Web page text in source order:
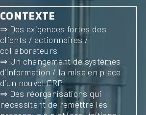
CONTEXTE
⇒ Des exigences fortes des
clients / actionnaires /
collaborateurs
⇒ Un changement de systèmes
d’information / la mise en place
d’un nouvel ERP
⇒ Des réorganisations qui
nécessitent de remettre les